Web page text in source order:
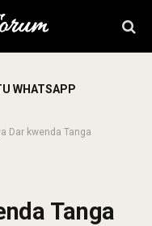
WHATSAPP
Dar kwenda Tanga
Tanga